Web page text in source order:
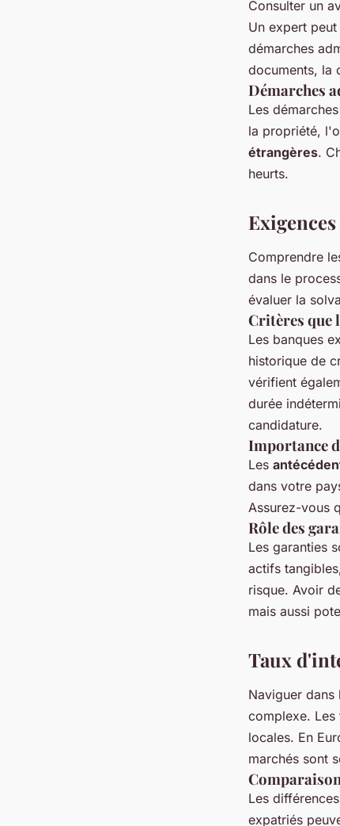
Consulter un
Un expert
démarches
documents, la
Démarches
Les
la propriété,
étrangères.
heurts.
Comprendre
dans le
évaluer la
Critères que
Les banques
historique de
vérifient
durée
candidature.
Importance
Les
dans votre
Assurez-vous
Rôle des
Les garanties
actifs
risque. Avoir
mais aussi
Taux
Naviguer dans
complexe. Les
locales. En
marchés sont
Les
expatriés